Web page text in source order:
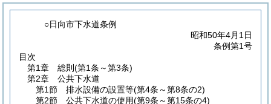
○日向市下水道条例
昭和50年4月1日
条例第1号
目次
第1章
総則 (第1条～第3条)
第2章
公共下水道
第1節
排水設備の設置等(第4条～第8条の2)
第2節
公共下水道の使用(第9条～第15条の4)